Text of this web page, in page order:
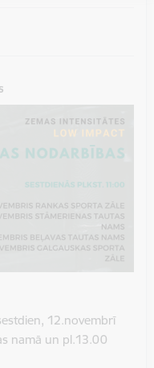
12.novembrī
namā un pl.13.00